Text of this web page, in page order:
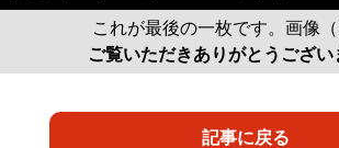
これが最後の一枚です。画像（
ご覧いただきありがとうござい
記事に戻る